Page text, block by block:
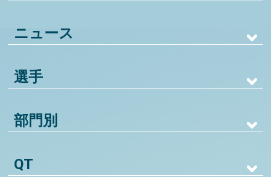
ニュース
選手
部門別
QT